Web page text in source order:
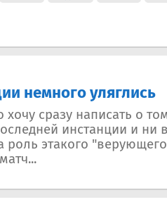
немного уляглись
хочу сразу написать о
инстанции и ни
роль этакого